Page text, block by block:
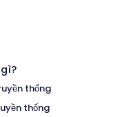
thống
thống